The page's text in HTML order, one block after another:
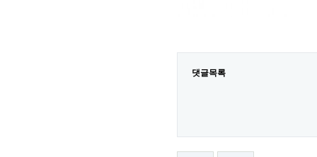
댓글목록